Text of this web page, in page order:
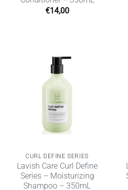
€14,00
CURL DEFINE SERIES
Lavish Care Curl Define
Series – Moisturizing
Shampoo – 350mL